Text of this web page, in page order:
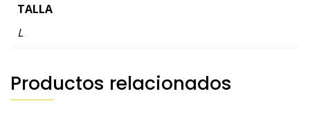
TALLA
L
Productos relacionados